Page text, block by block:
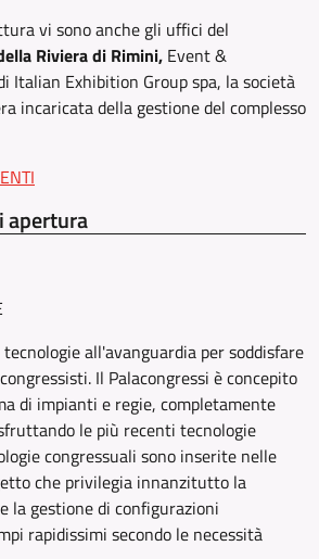
vi sono anche gli uffici del
Riviera di Rimini, Event &
Italian Exhibition Group spa, la società
incaricata della gestione del complesso
apertura
all'avanguardia per soddisfare
Il Palacongressi è concepito
di impianti e regie, completamente
le più recenti tecnologie
congressuali sono inserite nelle
che privilegia innanzitutto la
la gestione di configurazioni
rapidissimi secondo le necessità